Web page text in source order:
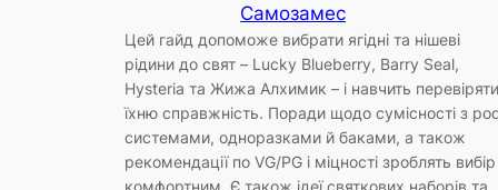
Самозамес
Цей гайд допоможе вибрати ягідні та нішеві
рідини до свят – Lucky Blueberry, Barry Seal,
Hysteria та Жижа Алхимик – і навчить перевіряти
їхню справжність. Поради щодо сумісності з
системами, одноразками й баками, а також
рекомендації по VG/PG і міцності зроблять вибір